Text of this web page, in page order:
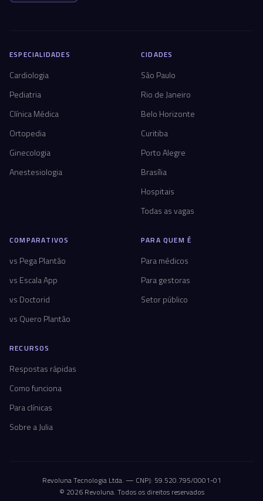
ESPECIALIDADES
Cardiologia
Pediatria
Clínica Médica
Ortopedia
Ginecologia
Anestesiologia
CIDADES
São Paulo
Rio de Janeiro
Belo Horizonte
Curitiba
Porto Alegre
Brasília
Hospitais
Todas as vagas
COMPARATIVOS
vs Pega Plantão
vs Escala App
vs Doctorid
vs Quero Plantão
PARA QUEM É
Para médicos
Para gestoras
Setor público
RECURSOS
Respostas rápidas
Como funciona
Para clínicas
Sobre a Julia
Revoluna Tecnologia Ltda. — CNPJ: 59.520.795/0001-01
© 2026 Revoluna. Todos os direitos reservados